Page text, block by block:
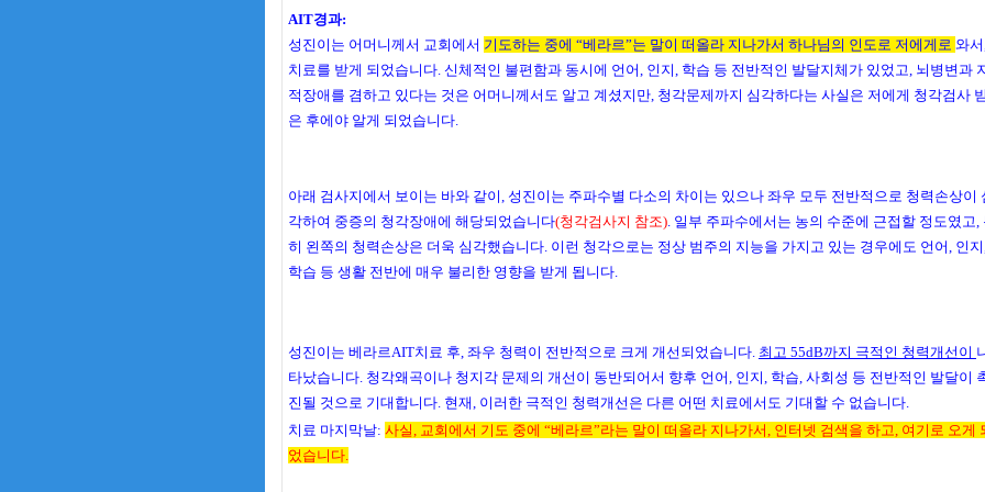
AIT경과:
성진이는 어머니께서 교회에서 기도하는 중에 “베라르”는 말이 떠올라 지나가서 하나님의 인도로 저에게로 와
치료를 받게 되었습니다. 신체적인 불편함과 동시에 언어, 인지, 학습 등 전반적인 발달지체가 있었고, 뇌병변과
적장애를 겸하고 있다는 것은 어머니께서도 알고 계셨지만, 청각문제까지 심각하다는 사실은 저에게 청각검사
은 후에야 알게 되었습니다.
아래 검사지에서 보이는 바와 같이, 성진이는 주파수별 다소의 차이는 있으나 좌우 모두 전반적으로 청력손상이
각하여 중증의 청각장애에 해당되었습니다(청각검사지 참조). 일부 주파수에서는 농의 수준에 근접할 정도였고,
히 왼쪽의 청력손상은 더욱 심각했습니다. 이런 청각으로는 정상 범주의 지능을 가지고 있는 경우에도 언어, 인
학습 등 생활 전반에 매우 불리한 영향을 받게 됩니다.
성진이는 베라르AIT치료 후, 좌우 청력이 전반적으로 크게 개선되었습니다. 최고 55dB까지 극적인 청력개선이
타났습니다. 청각왜곡이나 청지각 문제의 개선이 동반되어서 향후 언어, 인지, 학습, 사회성 등 전반적인 발달이
진될 것으로 기대합니다. 현재, 이러한 극적인 청력개선은 다른 어떤 치료에서도 기대할 수 없습니다.
치료 마지막날: 사실, 교회에서 기도 중에 “베라르”라는 말이 떠올라 지나가서, 인터넷 검색을 하고, 여기로 오게
었습니다.